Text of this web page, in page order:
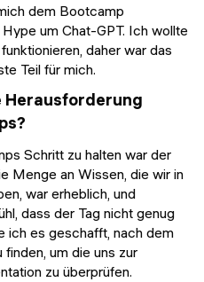
dem Bootcamp
um Chat-GPT. Ich wollte
daher war das
Teil für mich.
Herausforderung
Schritt zu halten war der
Menge an Wissen, die wir in
war erheblich, und
dass der Tag nicht genug
ich es geschafft, nach dem
um die uns zur
zu überprüfen.